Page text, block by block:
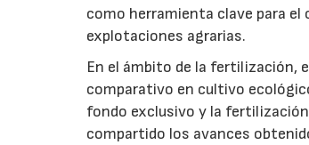
como herramienta clave para el
explotaciones agrarias.
En el ámbito de la fertilización,
comparativo en cultivo
fondo exclusivo y la
compartido los avances